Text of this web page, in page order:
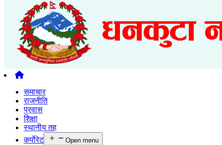
समाचार
राजनीति
प्रवास
शिक्षा
स्थानीय तह
कर्पाेरेट
Open menu